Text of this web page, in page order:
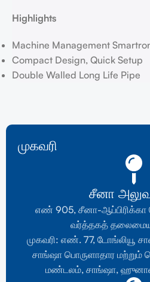
Highlights
Machine Management
Compact Design, Quick Setup
Double Walled Long Life Pipe
முகவரி
சீனா
எண் 905, சீனா-ஆப்பிரிக்கா
வர்த்தகத்
முகவரி: எண். 77, டோங்லியூ
சாங்ஷா பொருளாதார மற்றும்
மண்டலம், சாங்ஷா,